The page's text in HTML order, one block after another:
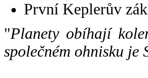
První Keplerův
"Planety obíhají
společném ohnisku je